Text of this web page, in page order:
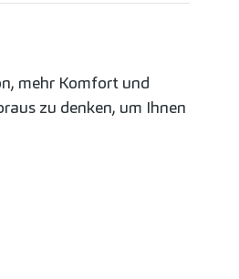
mehr Komfort und
zu denken, um Ihnen